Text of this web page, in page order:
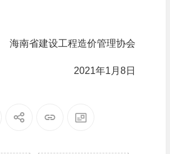
海南省建设工程造价管理协会
2021年1月8日